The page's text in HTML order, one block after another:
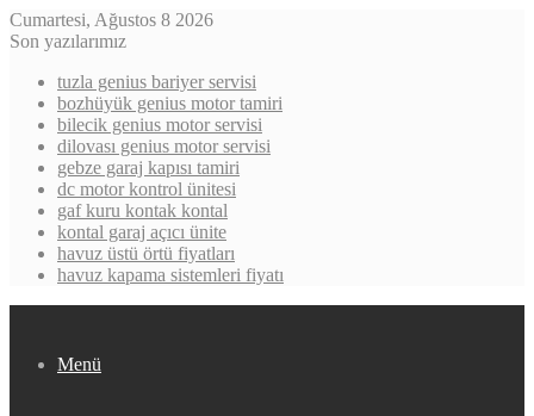
Cumartesi, Ağustos 8 2026
Son yazılarımız
tuzla genius bariyer servisi
bozhüyük genius motor tamiri
bilecik genius motor servisi
dilovası genius motor servisi
gebze garaj kapısı tamiri
dc motor kontrol ünitesi
gaf kuru kontak kontal
kontal garaj açıcı ünite
havuz üstü örtü fiyatları
havuz kapama sistemleri fiyatı
Menü